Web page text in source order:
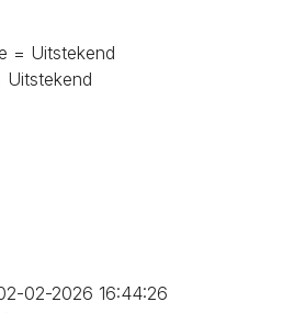
= Uitstekend
Uitstekend
02-2026 16:44:26